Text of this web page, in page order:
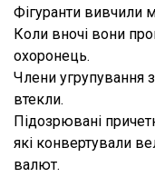
Фігуранти вивчили
Коли вночі вони
охоронець.
Члени угрупування
втекли.
Підозрювані
які конвертували
валют.